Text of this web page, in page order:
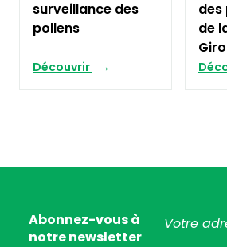
surveillance des
pollens
Découvrir
des
de
Abonnez-vous à
notre newsletter